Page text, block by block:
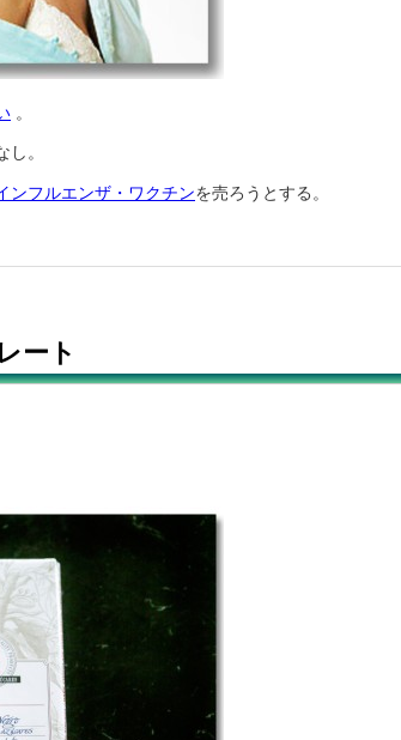
。
。
ンフルエンザ・ワクチンを売ろうとする。
ート